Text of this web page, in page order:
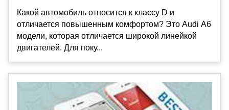
Какой автомобиль относится к классу D и
отличается повышенным комфортом? Это Audi А6
модели, которая отличается широкой линейкой
двигателей. Для поку...